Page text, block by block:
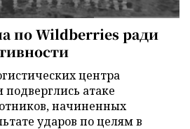
по Wildberries ради
центра
атаке
начиненных
ударов по целям в